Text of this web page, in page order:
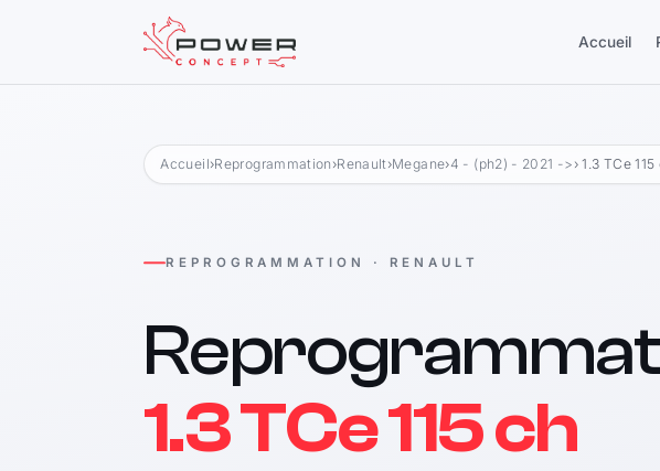
Accueil
Accueil›Reprogrammation ›Renault›Megane›4 - (ph2) - 2021 -> › 1.3 TCe 115
REPROGRAMMATION · RENAULT
1.3 TCe 115 ch